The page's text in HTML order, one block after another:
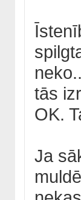
tās
OK.
Ja